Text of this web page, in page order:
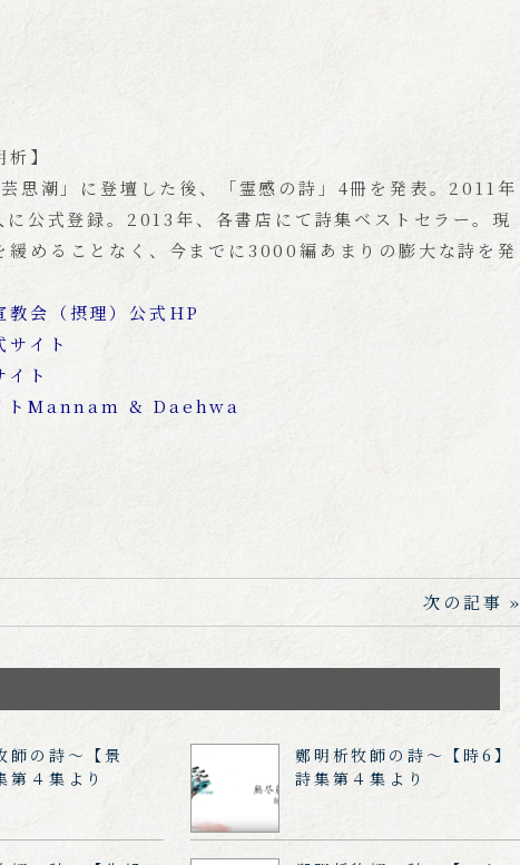
】
思潮」に登壇した後、「霊感の詩」4冊を発表。2011年
公式登録。2013年、各書店にて詩集ベストセラー。現
緩めることなく、今までに3000編あまりの膨大な詩を発
教会（摂理）公式HP
イト
ト
トMannam & Daehwa
次の記事 »
師の詩～【景
第４集より
鄭明析牧師の詩～【時6】
詩集第４集より